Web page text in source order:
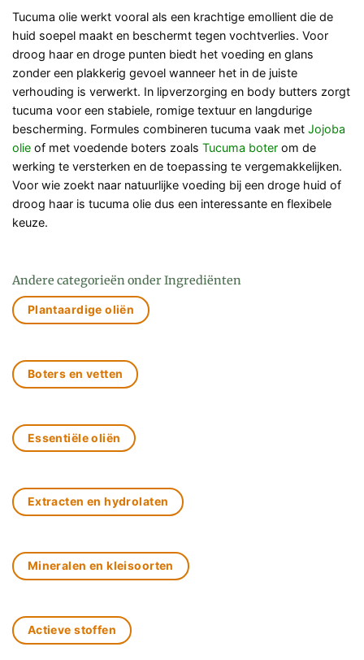
Tucuma olie werkt vooral als een krachtige emollient die de
huid soepel maakt en beschermt tegen vochtverlies. Voor
droog haar en droge punten biedt het voeding en glans
zonder een plakkerig gevoel wanneer het in de juiste
verhouding is verwerkt. In lipverzorging en body butters zorgt
tucuma voor een stabiele, romige textuur en langdurige
bescherming. Formules combineren tucuma vaak met Jojoba
olie of met voedende boters zoals Tucuma boter om de
werking te versterken en de toepassing te vergemakkelijken.
Voor wie zoekt naar natuurlijke voeding bij een droge huid of
droog haar is tucuma olie dus een interessante en flexibele
keuze.
Andere categorieën onder Ingrediënten
Plantaardige oliën
Boters en vetten
Essentiële oliën
Extracten en hydrolaten
Mineralen en kleisoorten
Actieve stoffen